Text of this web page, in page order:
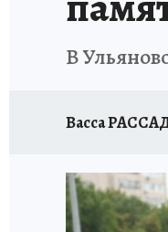
В
Васса